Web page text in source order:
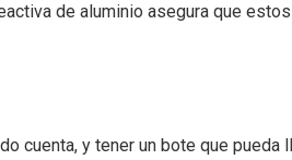
de aluminio asegura que
cuenta, y tener un bote que pueda